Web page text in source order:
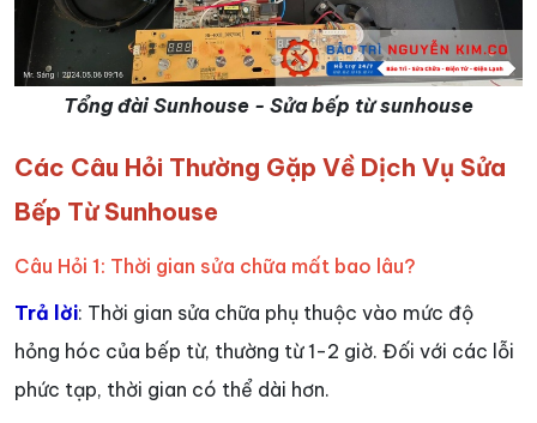
Tổng đài Sunhouse - Sửa bếp từ sunhouse
Các Câu Hỏi Thường Gặp Về Dịch Vụ Sửa
Bếp Từ Sunhouse
Câu Hỏi 1: Thời gian sửa chữa mất bao lâu?
Trả lời: Thời gian sửa chữa phụ thuộc vào mức độ
hỏng hóc của bếp từ, thường từ 1-2 giờ. Đối với các lỗi
phức tạp, thời gian có thể dài hơn.